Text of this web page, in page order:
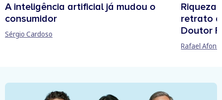
A inteligência artificial já mudou o
consumidor
Sérgio Cardoso
retrato
Doutor
Rafael